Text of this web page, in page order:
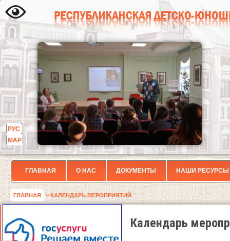
РУС
МАР
ГЛАВНАЯ О НАС ДОКУМЕНТЫ НАШИ РЕСУРСЫ
ГЛАВНАЯ > КАЛЕНДАРЬ МЕРОПРИЯТИЙ
Календарь